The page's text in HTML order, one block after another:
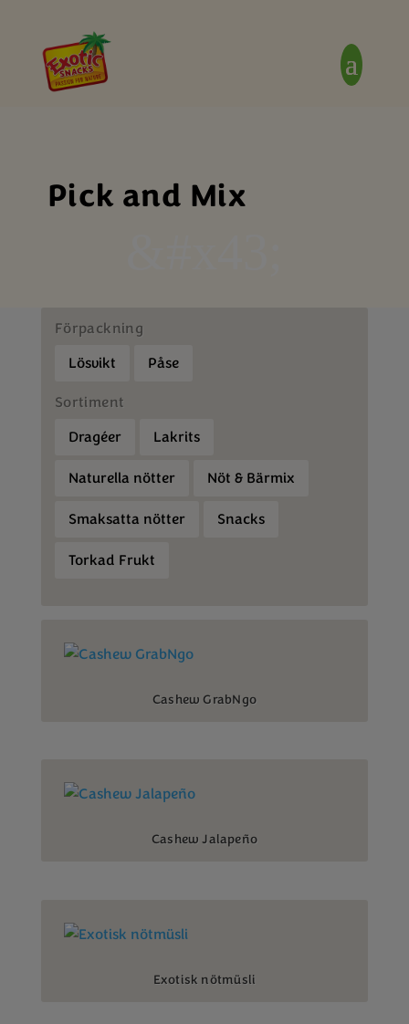
Pick and Mix
Förpackning
Lösvikt
Påse
Sortiment
Dragéer
Lakrits
Naturella nötter Nöt & Bärmix
Smaksatta nötter Snacks
Torkad Frukt
Cashew GrabNgo
Cashew Jalapeño
Exotisk nötmüsli